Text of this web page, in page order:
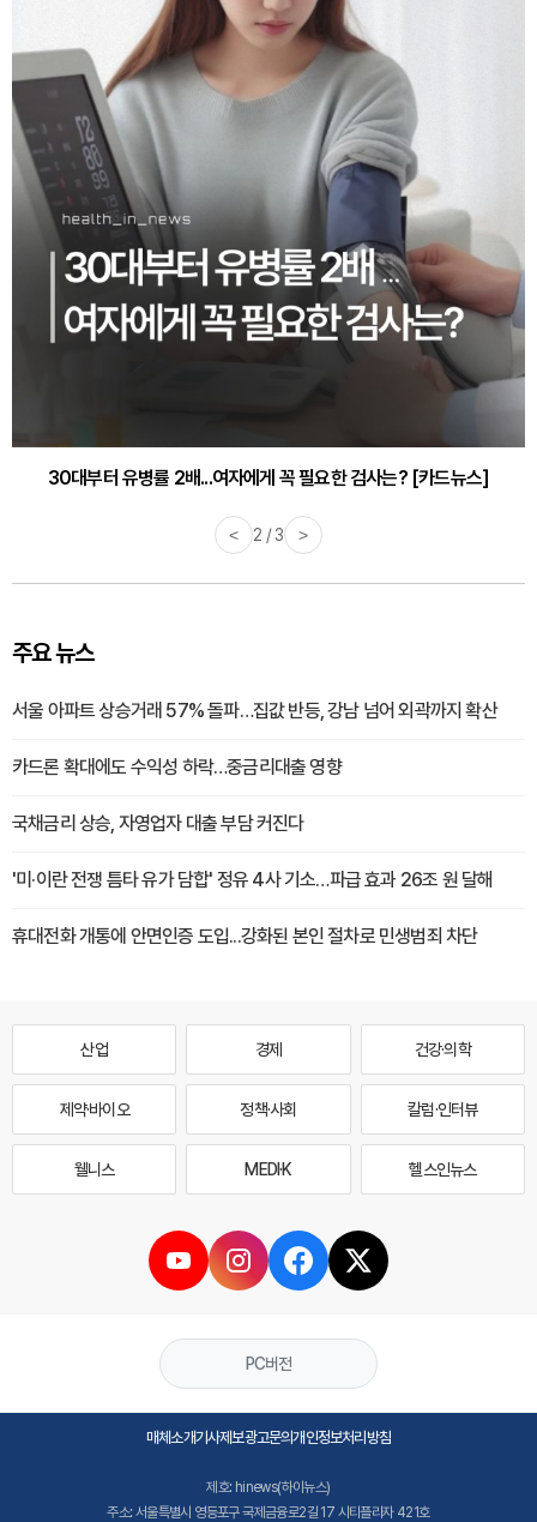
30대부터 유병률 2배...여자에게 꼭 필요한 검사는? [카드뉴스]
< 2 / 3 >
주요 뉴스
서울 아파트 상승거래 57% 돌파…집값 반등, 강남 넘어 외곽까지 확산
카드론 확대에도 수익성 하락…중금리대출 영향
국채금리 상승, 자영업자 대출 부담 커진다
'미·이란 전쟁 틈타 유가 담합' 정유 4사 기소…파급 효과 26조 원 달해
휴대전화 개통에 안면인증 도입...강화된 본인 절차로 민생범죄 차단
산업 경제 건강·의학
제약·바이오 정책·사회 칼럼·인터뷰
웰니스 MEDI·K 헬스인뉴스
PC버전
매체소개기사제보광고문의개인정보처리방침
제호: hinews(하이뉴스)
주소: 서울특별시 영등포구 국제금융로2길 17 시티플라자 421호